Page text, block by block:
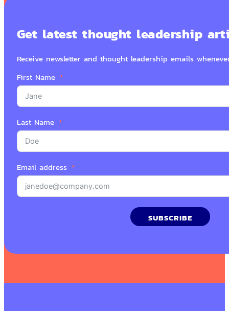
Get latest thought leadership
Receive newsletter and thought leadership emails
First Name
Last Name
Email address
SUBSCRIBE